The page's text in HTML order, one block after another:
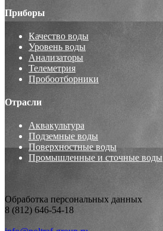
Приборы
Качество воды
Уровень воды
Анализаторы
Телеметрия
Пробоотборники
Отрасли
Аквакультура
Подземные воды
Поверхностные воды
Промышленные и сточные воды
Обработка персональных данных
8 (812) 646-54-18